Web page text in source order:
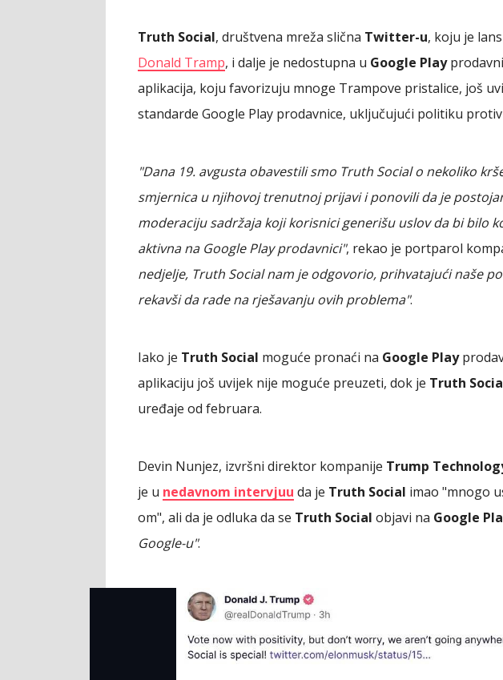
Truth Social, društvena mreža slična Twitter-u, koju je
Donald Tramp, i dalje je nedostupna u Google Play
aplikacija, koju favorizuju mnoge Trampove pristalice, još
standarde Google Play prodavnice, uključujući politiku
"Dana 19. avgusta obavestili smo Truth Social o nekoliko
smjernica u njihovoj trenutnoj prijavi i ponovili da je
moderaciju sadržaja koji korisnici generišu uslov da bi bilo
aktivna na Google Play prodavnici", rekao je portparol
nedjelje, Truth Social nam je odgovorio, prihvatajući naše
rekavši da rade na rješavanju ovih problema".
Iako je Truth Social moguće pronaći na Google Play
aplikaciju još uvijek nije moguće preuzeti, dok je Truth
uređaje od februara.
Devin Nunjez, izvršni direktor kompanije Trump
je u nedavnom intervjuu da je Truth Social imao "mnogo
om", ali da je odluka da se Truth Social objavi na Google
Google-u".